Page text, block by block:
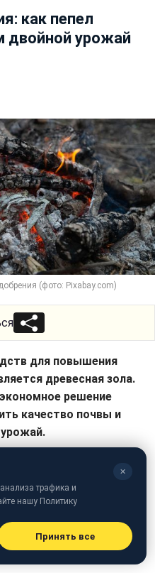
как пепел
двойной урожай
(фото: Pixabay.com)
для повышения
древесная зола.
решение
качество почвы и
для картофеля и
✕
трафика и
нашу Политику
Принять все